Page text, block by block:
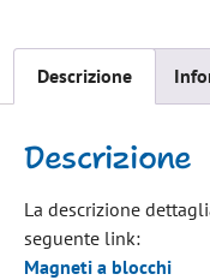
Descrizione
Descrizione
La descrizione
seguente link:
Magneti a blocchi